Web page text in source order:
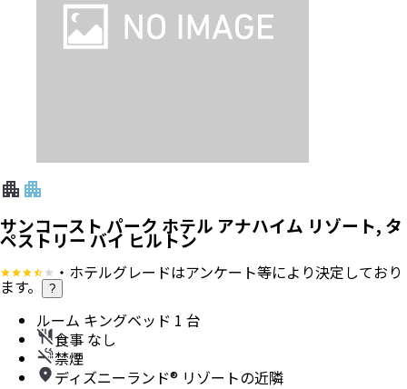
サンコースト パーク ホテル アナハイム リゾート, タ
ペストリー バイ ヒルトン
・ホテルグレードはアンケート等により決定しており
ます。 ?
ルーム キングベッド 1 台
食事 なし
禁煙
ディズニーランド® リゾートの近隣